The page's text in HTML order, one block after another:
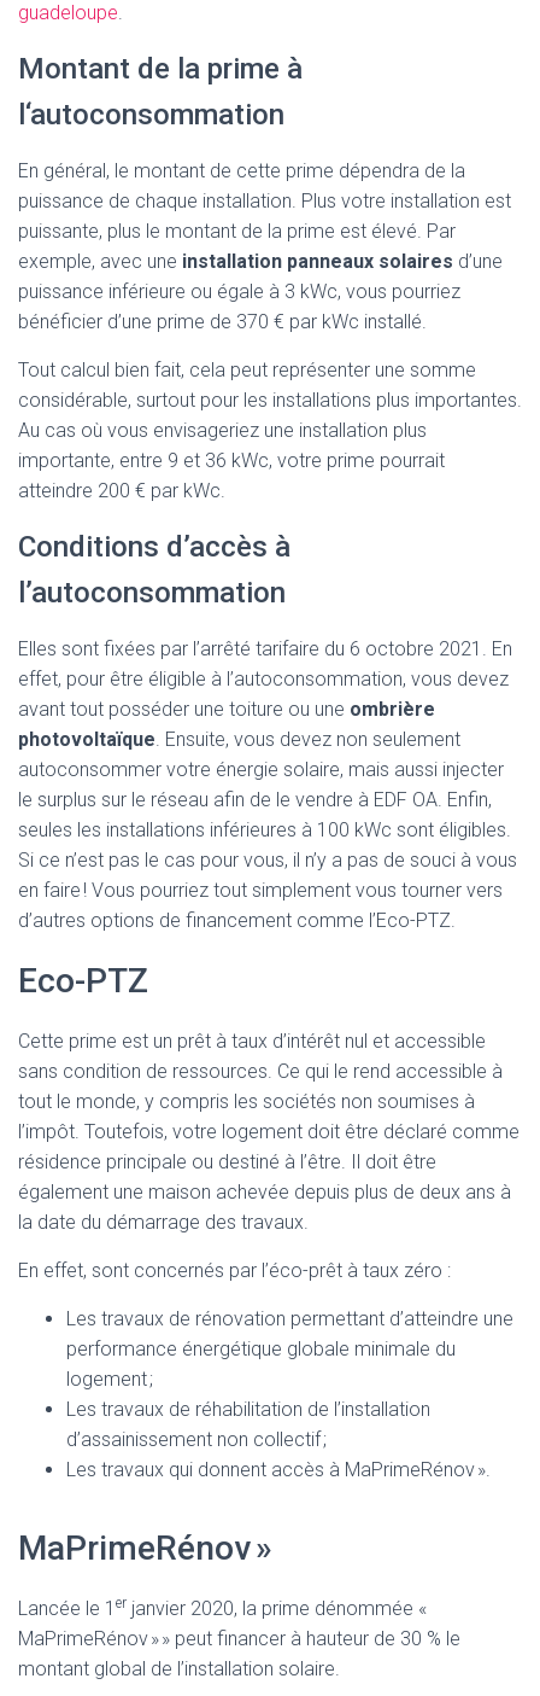
guadeloupe.
Montant de la prime à
l‘autoconsommation
En général, le montant de cette prime dépendra de la
puissance de chaque installation. Plus votre installation est
puissante, plus le montant de la prime est élevé. Par
exemple, avec une installation panneaux solaires d’une
puissance inférieure ou égale à 3 kWc, vous pourriez
bénéficier d’une prime de 370 € par kWc installé.
Tout calcul bien fait, cela peut représenter une somme
considérable, surtout pour les installations plus importantes.
Au cas où vous envisageriez une installation plus
importante, entre 9 et 36 kWc, votre prime pourrait
atteindre 200 € par kWc.
Conditions d’accès à
l’autoconsommation
Elles sont fixées par l’arrêté tarifaire du 6 octobre 2021. En
effet, pour être éligible à l’autoconsommation, vous devez
avant tout posséder une toiture ou une ombrière
photovoltaïque. Ensuite, vous devez non seulement
autoconsommer votre énergie solaire, mais aussi injecter
le surplus sur le réseau afin de le vendre à EDF OA. Enfin,
seules les installations inférieures à 100 kWc sont éligibles.
Si ce n’est pas le cas pour vous, il n’y a pas de souci à vous
en faire ! Vous pourriez tout simplement vous tourner vers
d’autres options de financement comme l’Eco-PTZ.
Eco-PTZ
Cette prime est un prêt à taux d’intérêt nul et accessible
sans condition de ressources. Ce qui le rend accessible à
tout le monde, y compris les sociétés non soumises à
l’impôt. Toutefois, votre logement doit être déclaré comme
résidence principale ou destiné à l’être. Il doit être
également une maison achevée depuis plus de deux ans à
la date du démarrage des travaux.
En effet, sont concernés par l’éco-prêt à taux zéro :
Les travaux de rénovation permettant d’atteindre une
performance énergétique globale minimale du
logement ;
Les travaux de réhabilitation de l’installation
d’assainissement non collectif ;
Les travaux qui donnent accès à MaPrimeRénov ».
MaPrimeRénov »
Lancée le 1 er janvier 2020, la prime dénommée «
MaPrimeRénov » » peut financer à hauteur de 30 % le
montant global de l’installation solaire.